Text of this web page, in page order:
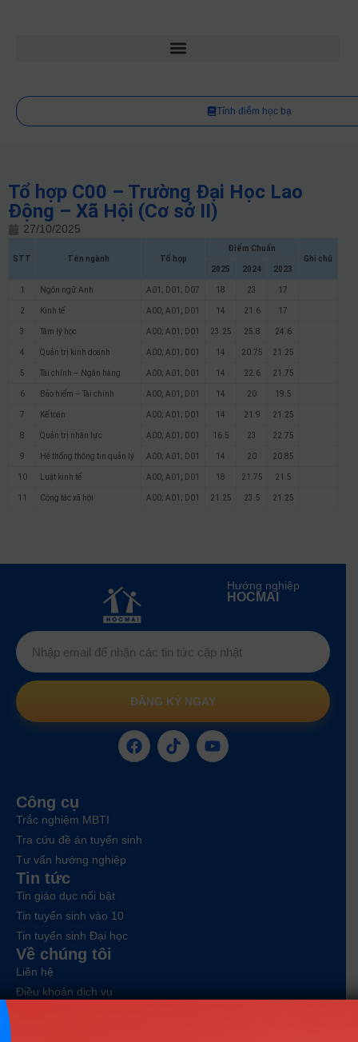
Tính điểm học bạ
Tổ hợp C00 – Trường Đại Học Lao
Động – Xã Hội (Cơ sở II)
27/10/2025
STT Tên ngành Tổ hợp
Điểm Chuẩn
Ghi chú
2025
2024 2023
1 Ngôn ngữ Anh A01; D01; D07 18 23 17
2 Kinh tế A00; A01; D01 14 21.6 17
3 Tâm lý học A00; A01; D01 23.25 25.8 24.6
4 Quản trị kinh doanh A00; A01; D01 14 20.75 21.25
5 Tài chính – Ngân hàng A00; A01; D01 14 22.6 21.75
6 Bảo hiểm – Tài chính A00; A01; D01 14 20 19.5
7 Kế toán A00; A01; D01 14 21.9 21.25
8 Quản trị nhân lực A00; A01; D01 16.5 23 22.75
9 Hệ thống thông tin quản lý A00; A01; D01 14 20 20.85
10 Luật kinh tế A00; A01; D01 18 21.75 21.5
11 Công tác xã hội A00; A01; D01 21.25 23.5 21.25
Hướng nghiệp
HOCMAI
ĐĂNG KÝ NGAY
Công cụ
Trắc nghiệm MBTI
Tra cứu đề án tuyển sinh
Tư vấn hướng nghiệp
Tin tức
Tin giáo dục nổi bật
Tin tuyển sinh vào 10
Tin tuyển sinh Đại học
Về chúng tôi
Liên hệ
Điều khoản dịch vụ